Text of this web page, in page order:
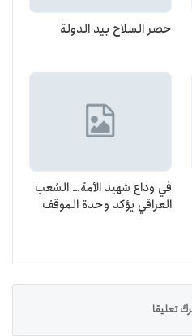
حصر السلاح بيد الدولة
في وداع شهيد الأمة… الشعب
العراقي يؤكد وحدة الموقف
تعليقا